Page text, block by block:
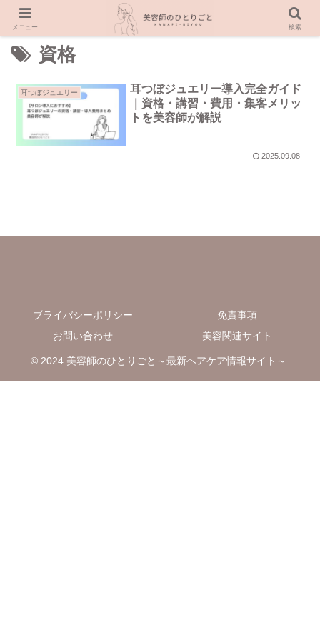
資格
耳つぼジュエリー
耳つぼジュエリー導入完全ガイド
｜資格・講習・費用・集客メリッ
トを美容師が解説
2025.09.08
ブライバシーポリシー
免責事項
お問い合わせ
美容関連サイト
© 2024 美容師のひとりごと～最新ヘアケア情報サイト～.
メニュー 検索